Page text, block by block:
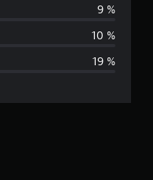
a
9 %
10 %
19 %